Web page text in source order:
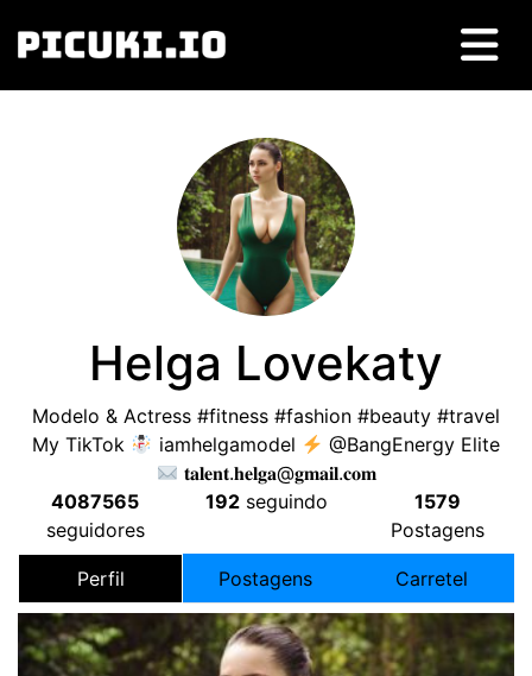
Helga Lovekaty
Modelo & Actress #fitness #fashion #beauty #travel
My TikTok
iamhelgamodel
@BangEnergy Elite
𝐭𝐚𝐥𝐞𝐧𝐭.𝐡𝐞𝐥𝐠𝐚@𝐠𝐦𝐚𝐢𝐥.𝐜𝐨𝐦
4087565
seguidores
192seguindo
1579
Postagens
Perfil Postagens Carretel